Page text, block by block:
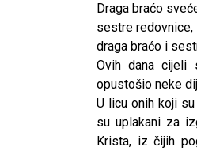
Draga braćo
sestre redovnice,
draga braćo i
Ovih dana cijeli
opustošio neke
U licu onih koji
su uplakani za
Krista, iz čijih